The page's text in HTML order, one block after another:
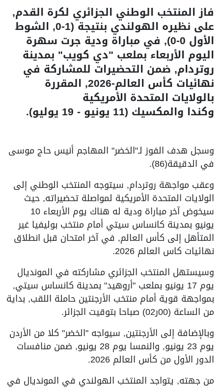
فاز المنتخب الوطني الجزائري لكرة القدم,
على نظيره الهولندي بنتيجة (1-0, الشوط
الأول 0-0), في مباراة ودية جرت سهرة
اليوم الأربعاء بملعب "دي كويب" بمدينة
روتردام, ضمن التحضيرات للمشاركة في
نهائيات كأس العالم-2026, المقررة
بالولايات المتحدة الأمريكية
وكندا والمكسيك (11 يونيو - 19 يوليو).
وسجل هدف الفوز لـ"الخضر" المهاجم أنيس حاج موسى
في الدقيقة(86).
وعقب مواجهة روتردام, سيتوجه المنتخب الوطني إلى
الولايات المتحدة الأمريكية لمواصلة تحضيراته, حيث
سيخوض آخر مباراة ودية له هناك يوم الأربعاء 10
يونيو بمدينة كانساس سيتي أمام منتخب بوليفيا غير
المتأهل إلى كأس العالم, في آخر امتحان قبل انطلاق
نهائيات كاس العالم 2026.
وسيستهل المنتخب الجزائري مشاركته في المونديال
يوم 17 يونيو بملعب "أروهيد" بمدينة كانساس سيتي,
بمواجهة قوية أمام منتخب الأرجنتين حاملة اللقب, بداية
من الساعة (00ر02) صباحا بتوقيت الجزائر.
وبالإضافة إلى الأرجنتين, سيواجه "الخضر" كلا من الأردن
يوم 23 يونيو, والنمسا يوم 28 يونيو, ضمن منافسات
الدور الأول من كأس العالم 2026.
من جهته, يتواجد المنتخب الهولندي في المونديال في